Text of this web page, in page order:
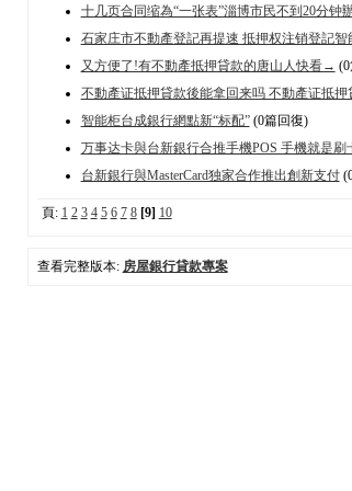
十几页合同缩為“一张表”淄博市民不到20分钟
石家庄市不動產登記再提速 抵押权注销登記智
又方便了!有不動產抵押貸款的唐山人快看→
不動產证抵押貸款後能拿回来吗 不動產证抵
智能柜台成銀行網點新“标配”(0篇回復)
万事达卡與台新銀行合推手機POS 手機就是刷
台新銀行與MasterCard独家合作推出創新支付
頁: 1 2 3 4 5 6 7 8 [9] 10
查看完整版本: 房屋銀行貸款專案